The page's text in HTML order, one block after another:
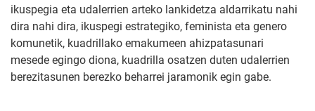
ikuspegia eta udalerrien arteko lankidetza aldarrikatu nahi
dira nahi dira, ikuspegi estrategiko, feminista eta genero
komunetik, kuadrillako emakumeen ahizpatasunari
mesede egingo diona, kuadrilla osatzen duten udalerrien
berezitasunen berezko beharrei jaramonik egin gabe.